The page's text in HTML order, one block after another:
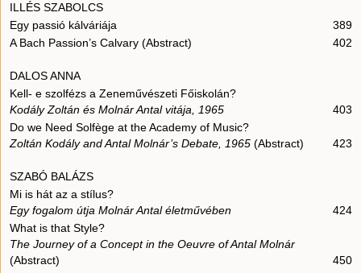
ILLÉS SZABOLCS
Egy passió kálváriája
389
A Bach Passion’s Calvary (Abstract)
402
DALOS ANNA
Kell- e szolfézs a Zeneművészeti Főiskolán?
Kodály Zoltán és Molnár Antal vitája, 1965
403
Do we Need Solfège at the Academy of Music?
Zoltán Kodály and Antal Molnár’s Debate, 1965 (Abstract) 423
SZABÓ BALÁZS
Mi is hát az a stílus?
Egy fogalom útja Molnár Antal életművében
424
What is that Style?
The Journey of a Concept in the Oeuvre of Antal Molnár
(Abstract)
450